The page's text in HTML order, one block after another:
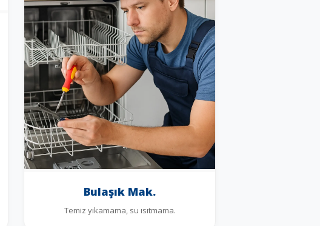
Bulaşık Mak.
Temiz yıkamama, su ısıtmama.